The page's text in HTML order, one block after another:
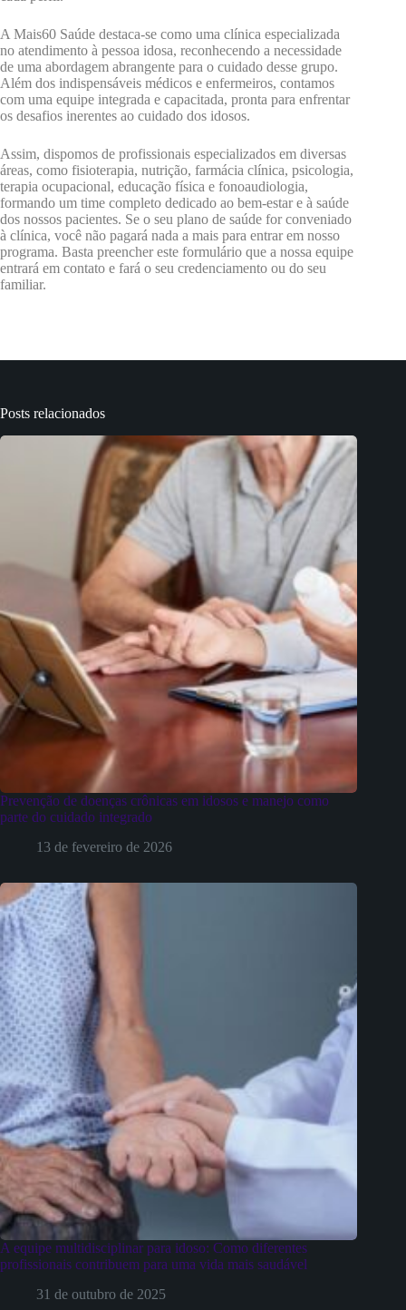
A Mais60 Saúde destaca-se como uma clínica especializada
no atendimento à pessoa idosa, reconhecendo a necessidade
de uma abordagem abrangente para o cuidado desse grupo.
Além dos indispensáveis médicos e enfermeiros, contamos
com uma equipe integrada e capacitada, pronta para enfrentar
os desafios inerentes ao cuidado dos idosos.
Assim, dispomos de profissionais especializados em diversas
áreas, como fisioterapia, nutrição, farmácia clínica, psicologia,
terapia ocupacional, educação física e fonoaudiologia,
formando um time completo dedicado ao bem-estar e à saúde
dos nossos pacientes. Se o seu plano de saúde for conveniado
à clínica, você não pagará nada a mais para entrar em nosso
programa. Basta preencher este formulário que a nossa equipe
entrará em contato e fará o seu credenciamento ou do seu
familiar.
Posts relacionados
Prevenção de doenças crônicas em idosos e manejo como
parte do cuidado integrado
13 de fevereiro de 2026
A equipe multidisciplinar para idoso: Como diferentes
profissionais contribuem para uma vida mais saudável
31 de outubro de 2025